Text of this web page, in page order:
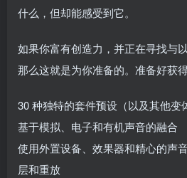
什么，但却能感受到它。
如果你富有创造力，并正在寻找与
那么这就是为你准备的。准备好获得
30 种独特的套件预设（以及其他变
基于模拟、电子和有机声音的融合
使用外置设备、效果器和精心的声
层和重放